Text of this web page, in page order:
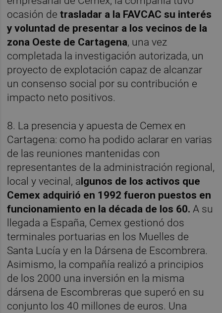
ocasión detrasladar a la FAVCAC su interés
y voluntad de presentar a los vecinos de la
zona Oeste de Cartagena, una vez
completada la investigación autorizada, un
proyecto de explotación capaz de alcanzar
un consenso social por su contribución e
impacto neto positivos.
8. La presencia y apuesta de Cemex en
Cartagena: como ha podido aclarar en varias
de las reuniones mantenidas con
representantes de la administración regional,
local y vecinal, algunos de los activos que
Cemex adquirió en 1992 fueron puestos en
funcionamiento en la década de los 60.A su
llegada a España, Cemex gestionó dos
terminales portuarias en los Muelles de
Santa Lucía y en la Dársena de Escombrera.
Asimismo, la compañía realizó a principios
de los 2000 una inversión en la misma
dársena de Escombreras que superó en su
conjunto los 40 millones de euros. Una